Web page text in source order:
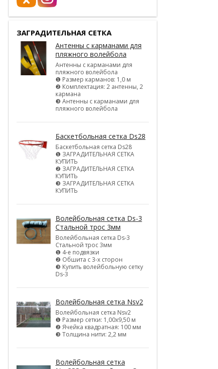
ЗАГРАДИТЕЛЬНАЯ СЕТКА
Антенны с карманами для
пляжного волейбола
Антенны с карманами для
пляжного волейбола
❶ Размер карманов: 1,0 м
❷ Комплектация: 2 антенны, 2
кармана
❸ Антенны с карманами для
пляжного волейбола
Баскетбольная сетка Ds28
Баскетбольная сетка Ds28
❶ ЗАГРАДИТЕЛЬНАЯ СЕТКА
КУПИТЬ
❷ ЗАГРАДИТЕЛЬНАЯ СЕТКА
КУПИТЬ
❸ ЗАГРАДИТЕЛЬНАЯ СЕТКА
КУПИТЬ
Волейбольная сетка Ds-3
Стальной трос 3мм
Волейбольная сетка Ds-3
Стальной трос 3мм
❶ 4-е подвязки
❷ Обшита с 3-х сторон
❸ Купить волейбольную сетку
Ds-3
Волейбольная сетка Nsv2
Волейбольная сетка Nsv2
❶ Размер сетки: 1,00х9,50 м
❷ Ячейка квадратная: 100 мм
❸ Толщина нити: 2,2 мм
Волейбольная сетка